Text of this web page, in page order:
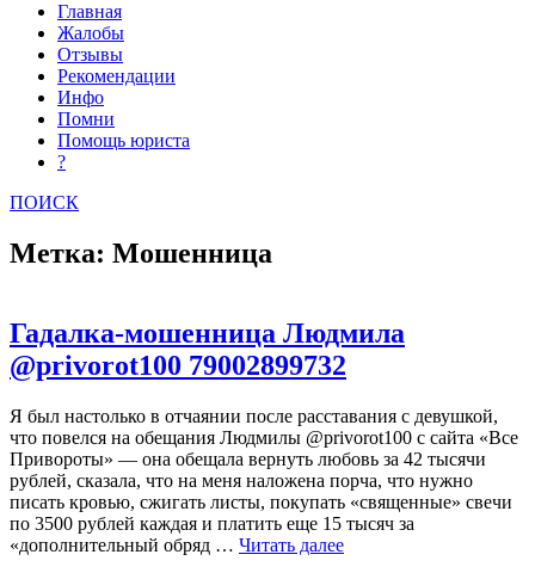
Главная
Жалобы
Отзывы
Рекомендации
Инфо
Помни
Помощь юриста
?
ПОИСК
Метка: Мошенница
Гадалка-мошенница Людмила
@privorot100 79002899732
Я был настолько в отчаянии после расставания с девушкой,
что повелся на обещания Людмилы @privorot100 с сайта «Все
Привороты» — она обещала вернуть любовь за 42 тысячи
рублей, сказала, что на меня наложена порча, что нужно
писать кровью, сжигать листы, покупать «священные» свечи
по 3500 рублей каждая и платить еще 15 тысяч за
«дополнительный обряд … Читать далее